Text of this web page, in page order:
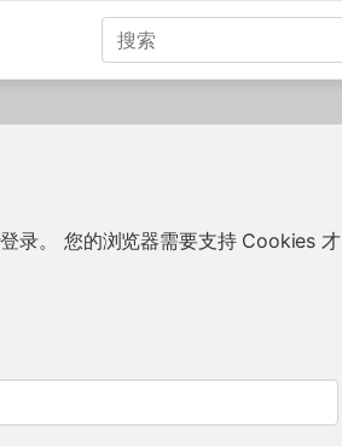
录。 您的浏览器需要支持 Cookies 才